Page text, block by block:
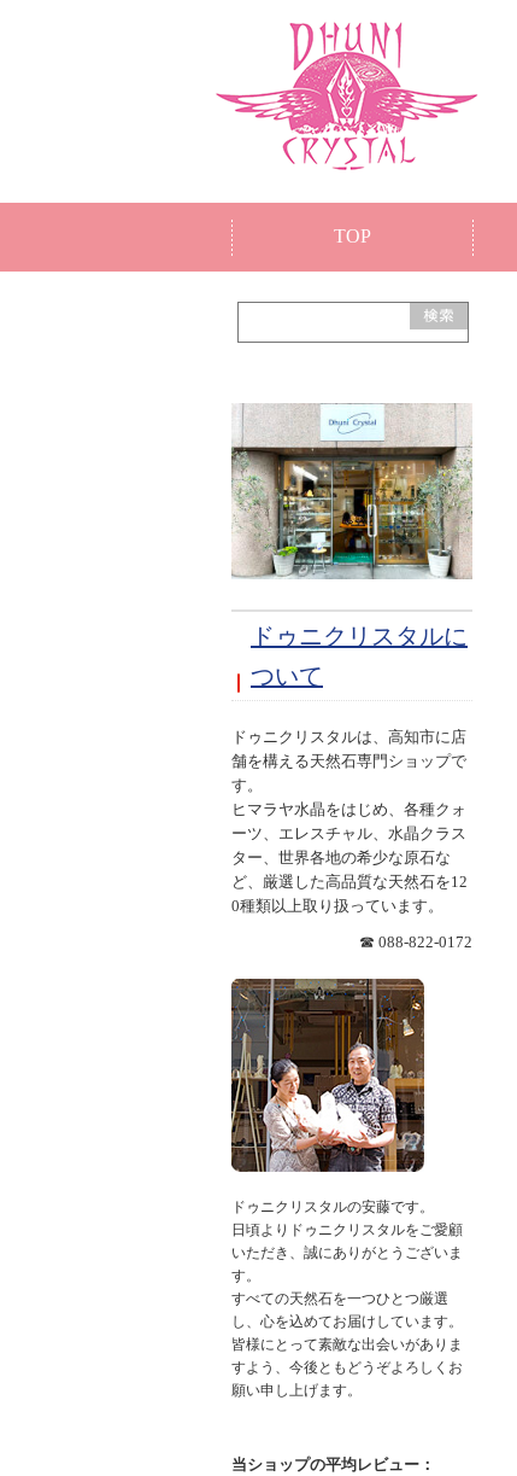
TOP
ドゥニクリスタルに
ついて
ドゥニクリスタルは、高知市に店
舗を構える天然石専門ショップで
す。
ヒマラヤ水晶をはじめ、各種クォ
ーツ、エレスチャル、水晶クラス
ター、世界各地の希少な原石な
ど、厳選した高品質な天然石を12
0種類以上取り扱っています。
☎ 088-822-0172
ドゥニクリスタルの安藤です。
日頃よりドゥニクリスタルをご愛顧
いただき、誠にありがとうございま
す。
すべての天然石を一つひとつ厳選
し、心を込めてお届けしています。
皆様にとって素敵な出会いがありま
すよう、今後ともどうぞよろしくお
願い申し上げます。
当ショップの平均レビュー：